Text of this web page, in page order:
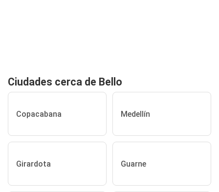
Ciudades cerca de Bello
Copacabana Medellín
Girardota Guarne